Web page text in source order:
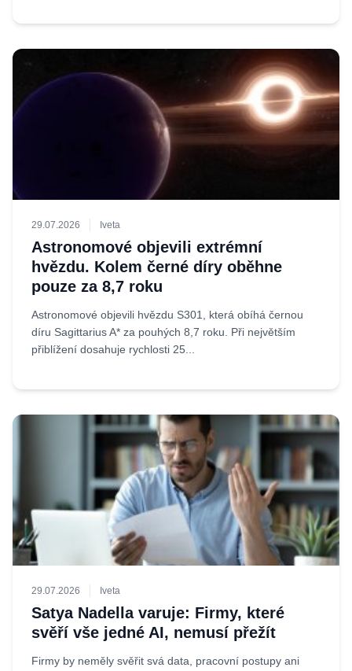
29.07.2026 Iveta
Astronomové objevili extrémní
hvězdu. Kolem černé díry oběhne
pouze za 8,7 roku
Astronomové objevili hvězdu S301, která obíhá černou
díru Sagittarius A* za pouhých 8,7 roku. Při největším
přiblížení dosahuje rychlosti 25...
29.07.2026 Iveta
Satya Nadella varuje: Firmy, které
svěří vše jedné AI, nemusí přežít
Firmy by neměly svěřit svá data, pracovní postupy ani